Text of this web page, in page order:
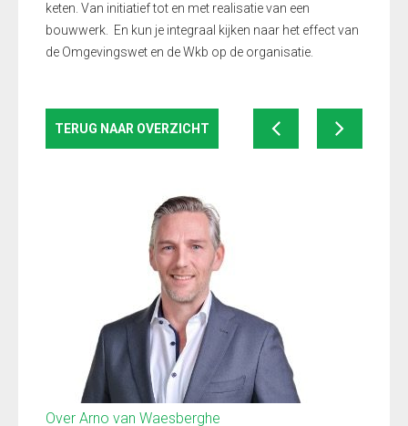
keten. Van initiatief tot en met realisatie van een
bouwwerk. En kun je integraal kijken naar het effect van
de Omgevingswet en de Wkb op de organisatie.
TERUG NAAR OVERZICHT
Over Arno van Waesberghe